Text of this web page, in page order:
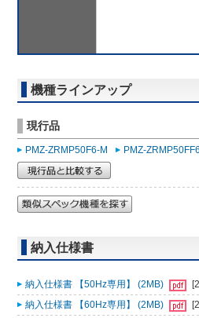
機種ラインアップ
現行品
PMZ-ZRMP50F6-M PMZ-
納入仕様書
納入仕様書 【50Hz専用】 (2MB)
納入仕様書 【60Hz専用】 (2MB)